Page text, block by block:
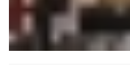
d'accéder aux
deadline implicite, mais
concrétiser ou la
déclin de la gauche marocaine.